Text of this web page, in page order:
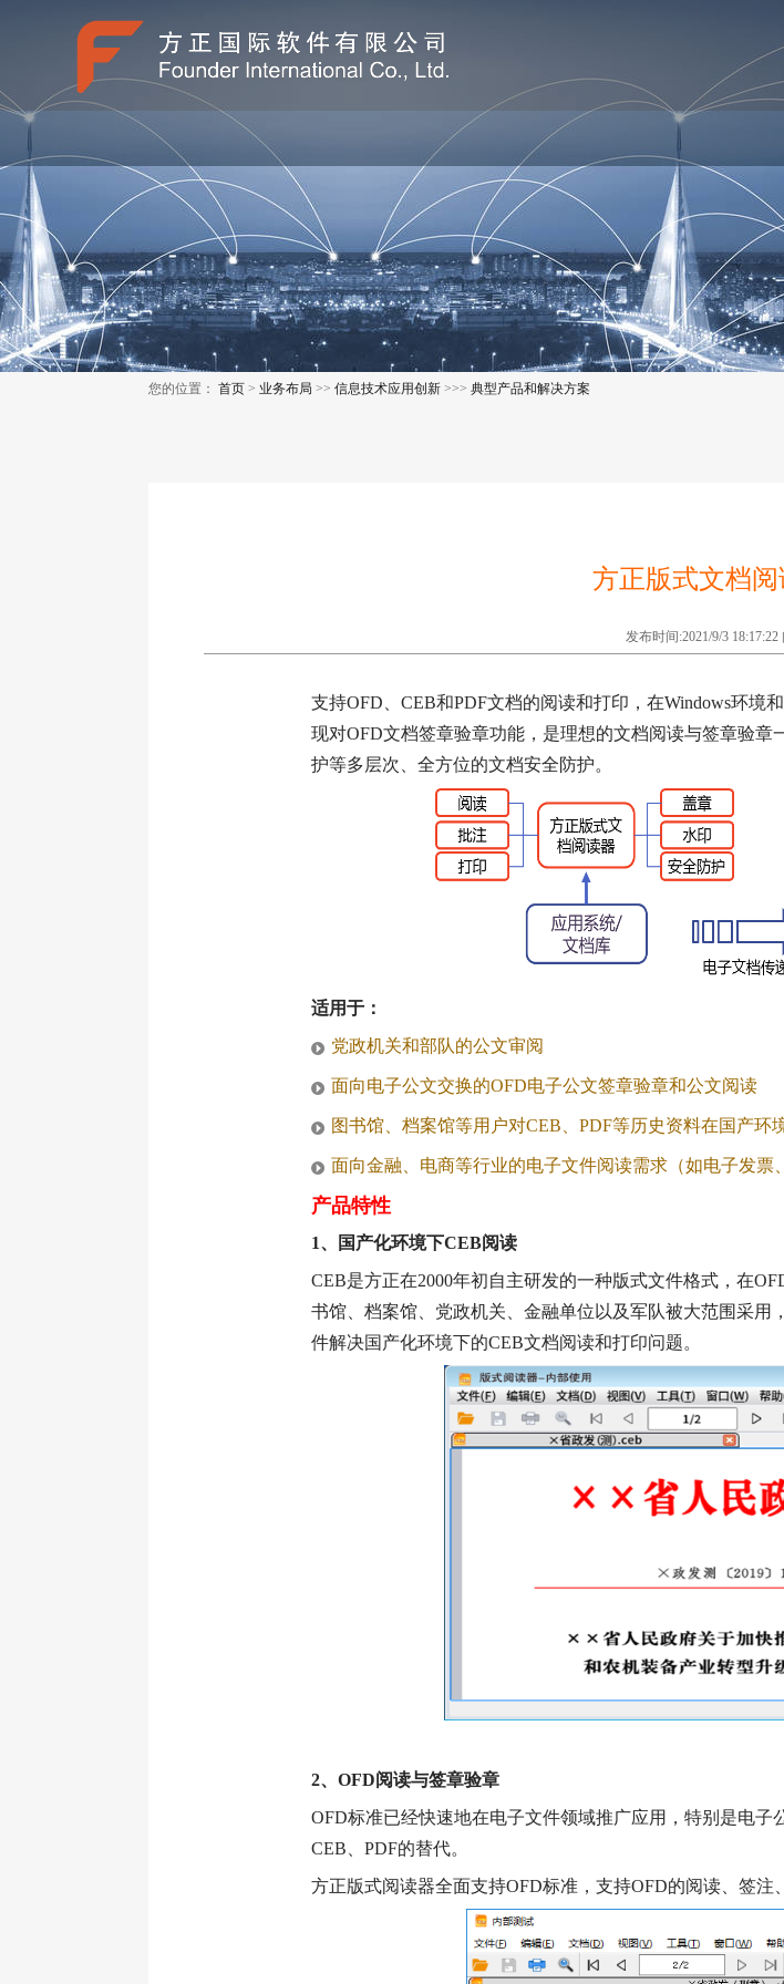
您的位置：首页 >业务布局 >>信息技术应用创新 >>>典型产品和解决方案
方正版式文档阅
发布时间:2021/9/3 18:17:22
支持OFD、CEB和PDF文档的阅读和打印，在Windows环境
现对OFD文档签章验章功能，是理想的文档阅读与签章验
护等多层次、全方位的文档安全防护。
适用于：
党政机关和部队的公文审阅
面向电子公文交换的OFD电子公文签章验章和公文阅读
图书馆、档案馆等用户对CEB、PDF等历史资料在国产环
面向金融、电商等行业的电子文件阅读需求（如电子发票
产品特性
1、国产化环境下CEB阅读
CEB是方正在2000年初自主研发的一种版式文件格式，在
书馆、档案馆、党政机关、金融单位以及军队被大范围采
件解决国产化环境下的CEB文档阅读和打印问题。
2、OFD阅读与签章验章
OFD标准已经快速地在电子文件领域推广应用，特别是电
CEB、PDF的替代。
方正版式阅读器全面支持OFD标准，支持OFD的阅读、签注